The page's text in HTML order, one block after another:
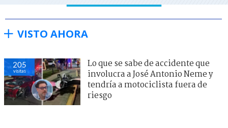
VISTO AHORA
205
visitas
Lo que se sabe de accidente que
involucra a José Antonio Neme y
tendría a motociclista fuera de
riesgo